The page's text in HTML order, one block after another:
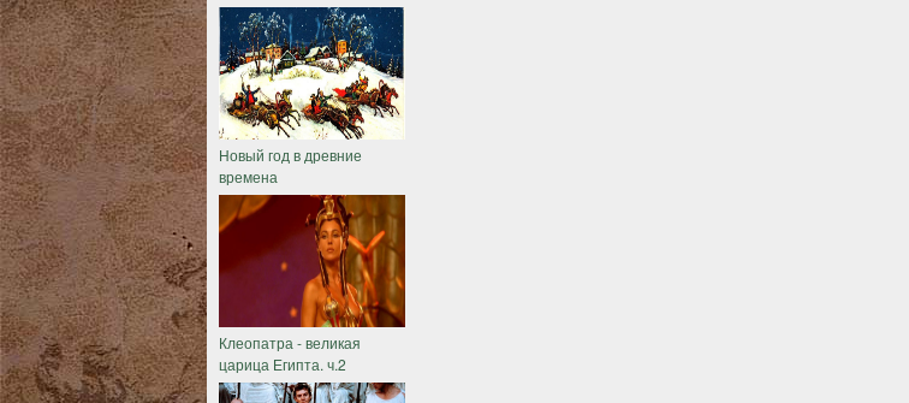
Новый год в древние
времена
Клеопатра - великая
царица Египта. ч.2